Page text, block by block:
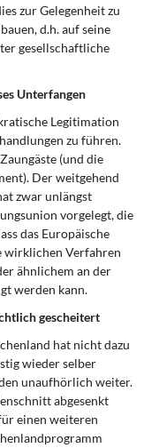
zur Gelegenheit zu
d.h. auf seine
gesellschaftliche
Unterfangen
Legitimation
zu führen.
(und die
Der weitgehend
zwar unlängst
vorgelegt, die
das Europäische
wirklichen Verfahren
ähnlichem an der
werden kann.
gescheitert
hat nicht dazu
wieder selber
unaufhörlich weiter.
abgesenkt
einen weiteren